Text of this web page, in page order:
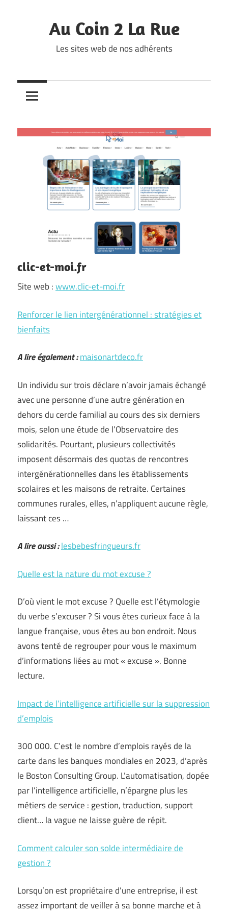
Au Coin 2 La Rue
Les sites web de nos adhérents
clic-et-moi.fr
Site web :www.clic-et-moi.fr
Renforcer le lien intergénérationnel : stratégies et
bienfaits
A lire également :maisonartdeco.fr
Un individu sur trois déclare n’avoir jamais échangé
avec une personne d’une autre génération en
dehors du cercle familial au cours des six derniers
mois, selon une étude de l’Observatoire des
solidarités. Pourtant, plusieurs collectivités
imposent désormais des quotas de rencontres
intergénérationnelles dans les établissements
scolaires et les maisons de retraite. Certaines
communes rurales, elles, n’appliquent aucune règle,
laissant ces …
A lire aussi :lesbebesfringueurs.fr
Quelle est la nature du mot excuse ?
D’où vient le mot excuse ? Quelle est l’étymologie
du verbe s’excuser ? Si vous êtes curieux face à la
langue française, vous êtes au bon endroit. Nous
avons tenté de regrouper pour vous le maximum
d’informations liées au mot « excuse ». Bonne
lecture.
Impact de l’intelligence artificielle sur la suppression
d’emplois
300 000. C’est le nombre d’emplois rayés de la
carte dans les banques mondiales en 2023, d’après
le Boston Consulting Group. L’automatisation, dopée
par l’intelligence artificielle, n’épargne plus les
métiers de service : gestion, traduction, support
client… la vague ne laisse guère de répit.
Comment calculer son solde intermédiaire de
gestion ?
Lorsqu’on est propriétaire d’une entreprise, il est
assez important de veiller à sa bonne marche et à